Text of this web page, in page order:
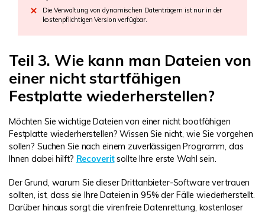
Die Verwaltung von dynamischen Datenträgern ist nur in der
kostenpflichtigen Version verfügbar.
Teil 3. Wie kann man Dateien von
einer nicht startfähigen
Festplatte wiederherstellen?
Möchten Sie wichtige Dateien von einer nicht bootfähigen
Festplatte wiederherstellen? Wissen Sie nicht, wie Sie vorgehen
sollen? Suchen Sie nach einem zuverlässigen Programm, das
Ihnen dabei hilft? Recoveritsollte Ihre erste Wahl sein.
Der Grund, warum Sie dieser Drittanbieter-Software vertrauen
sollten, ist, dass sie Ihre Dateien in 95% der Fälle wiederherstellt.
Darüber hinaus sorgt die virenfreie Datenrettung, kostenloser